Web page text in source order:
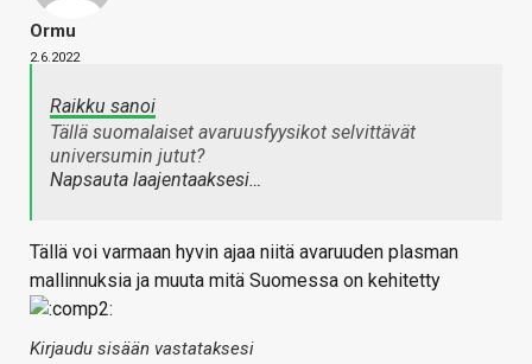
Ormu
2.6.2022
Raikku sanoi
Tällä suomalaiset avaruusfyysikot selvittävät
universumin jutut?
Napsauta laajentaaksesi…
Tällä voi varmaan hyvin ajaa niitä avaruuden plasman
mallinnuksia ja muuta mitä Suomessa on kehitetty
Kirjaudu sisään vastataksesi